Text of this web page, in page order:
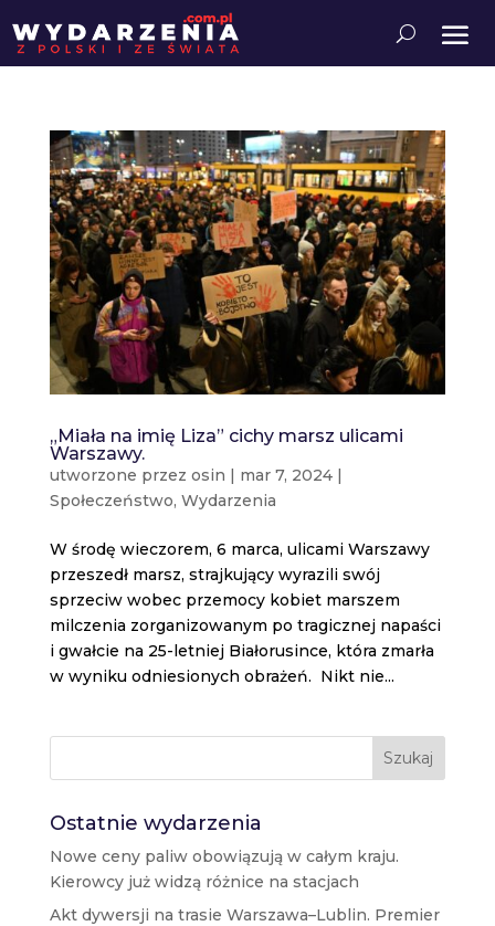
„Miała na imię Liza” cichy marsz ulicami
Warszawy.
utworzone przez osin | mar 7, 2024|
Społeczeństwo, Wydarzenia
W środę wieczorem, 6 marca, ulicami Warszawy
przeszedł marsz, strajkujący wyrazili swój
sprzeciw wobec przemocy kobiet marszem
milczenia zorganizowanym po tragicznej napaści
i gwałcie na 25-letniej Białorusince, która zmarła
w wyniku odniesionych obrażeń. Nikt nie...
Szukaj
Ostatnie wydarzenia
Nowe ceny paliw obowiązują w całym kraju.
Kierowcy już widzą różnice na stacjach
Akt dywersji na trasie Warszawa–Lublin. Premier